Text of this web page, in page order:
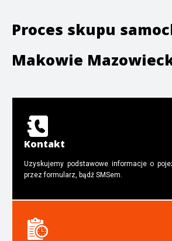
Proces skupu
Makowie
Kontakt
Uzyskujemy podstawowe informacje o
przez formularz, bądź SMSem.